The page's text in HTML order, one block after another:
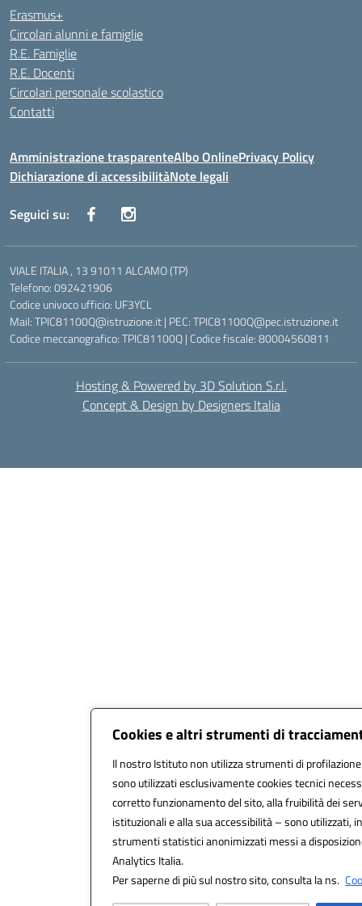
Cookies e altri strumenti di
Il nostro Istituto non utilizza strumenti di
sono utilizzati esclusivamente cookies tecnici
corretto funzionamento del sito, alla fruibilità dei
istituzionali e alla sua accessibilità – sono utilizzati,
strumenti statistici anonimizzati messi a
Analytics Italia.
Per saperne di più sul nostro sito, consulta la ns.
Erasmus+
Circolari alunni e famiglie
R.E. Famiglie
R.E. Docenti
Circolari personale scolastico
Contatti
Amministrazione trasparenteAlbo OnlinePrivacy Policy
Dichiarazione di accessibilitàNote legali
Seguici su:
VIALE ITALIA , 13 91011 ALCAMO (TP)
Telefono: 092421906
Codice univoco ufficio: UF3YCL
Mail: TPIC81100Q@istruzione.it | PEC: TPIC81100Q@pec.istruzione.it
Codice meccanografico: TPIC81100Q | Codice fiscale: 80004560811
Hosting & Powered by 3D Solution S.r.l.
Concept & Design by Designers Italia